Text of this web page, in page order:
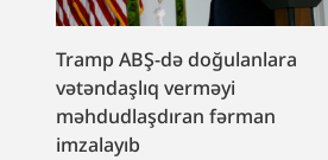
Tramp ABŞ-də doğulanlara
vətəndaşlıq verməyi
məhdudlaşdıran fərman
imzalayıb